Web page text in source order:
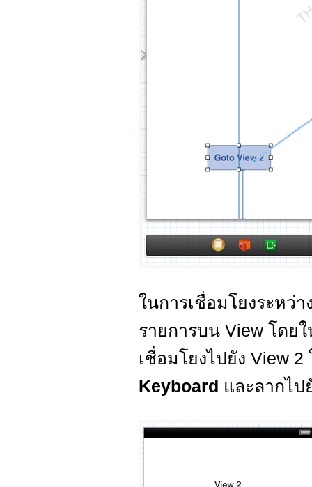
ในการเชื่อมโยงระหว่
รายการบน View โดย
เชื่อมโยงไปยัง View
Keyboard และลากไป